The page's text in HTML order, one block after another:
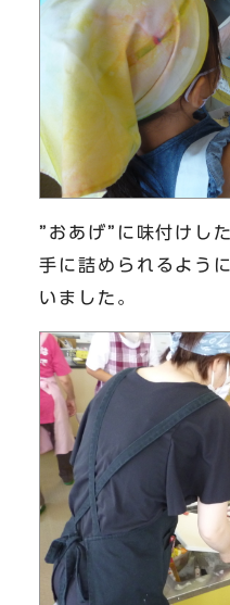
”おあげ”に味付けし
手に詰められるよう
いました。